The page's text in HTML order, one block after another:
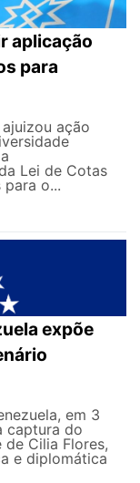
aplicação
para
ação
Lei de Cotas
para o...
expõe
em 3
captura do
Cilia Flores,
e diplomática